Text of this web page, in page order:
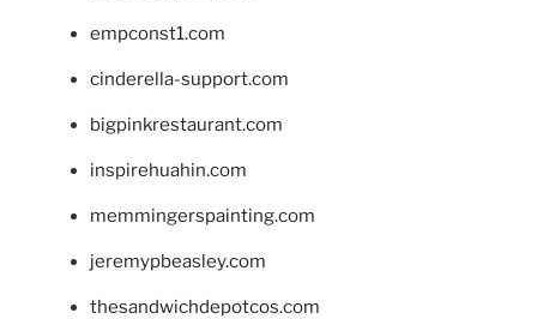
empconst1.com
cinderella-support.com
bigpinkrestaurant.com
inspirehuahin.com
memmingerspainting.com
jeremypbeasley.com
thesandwichdepotcos.com